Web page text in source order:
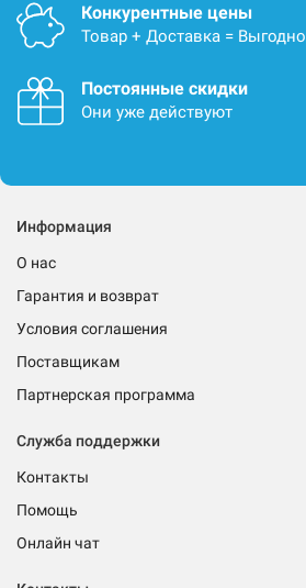
Конкурентные цены
Товар + Доставка = Выгодно
Постоянные скидки
Они уже действуют
Информация
О нас
Гарантия и возврат
Условия соглашения
Поставщикам
Партнерская программа
Служба поддержки
Контакты
Помощь
Онлайн чат